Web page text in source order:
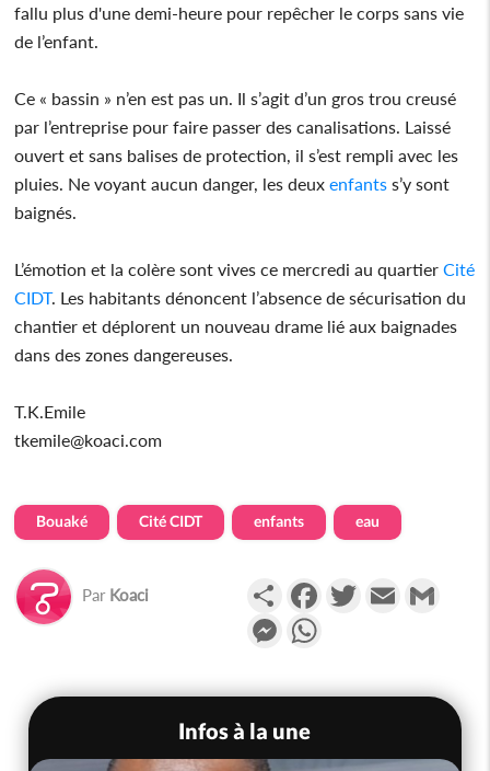
fallu plus d'une demi-heure pour repêcher le corps sans vie
de l’enfant.
Ce « bassin » n’en est pas un. Il s’agit d’un gros trou creusé
par l’entreprise pour faire passer des canalisations. Laissé
ouvert et sans balises de protection, il s’est rempli avec les
pluies. Ne voyant aucun danger, les deux enfants s’y sont
baignés.
L’émotion et la colère sont vives ce mercredi au quartier Cité
CIDT. Les habitants dénoncent l’absence de sécurisation du
chantier et déplorent un nouveau drame lié aux baignades
dans des zones dangereuses.
T.K.Emile
tkemile@koaci.com
Bouaké Cité CIDT enfants eau
Par Koaci PartagerFacebookTwitterEmail
Messenger
Infos à la une